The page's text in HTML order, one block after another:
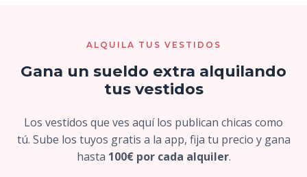
ALQUILA TUS VESTIDOS
Gana un sueldo extra alquilando
tus vestidos
Los vestidos que ves aquí los publican chicas como
tú. Sube los tuyos gratis a la app, fija tu precio y gana
hasta 100€ por cada alquiler.